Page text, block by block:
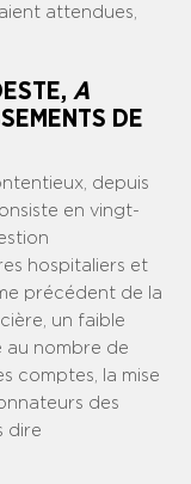
attendues,
A
DE
depuis
en vingt-
hospitaliers et
précédent de la
un faible
au nombre de
comptes, la mise
des
dire